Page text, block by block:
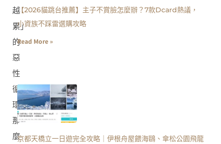
越
累」
的
惡
性
循
環，
那
麼
【2026貓跳台推薦】主子不賞臉怎麼辦？7款Dcard熱議，
小資族不踩雷選購攻略
Read More »
京都天橋立一日遊完全攻略｜伊根舟屋餵海鷗、傘松公園飛龍